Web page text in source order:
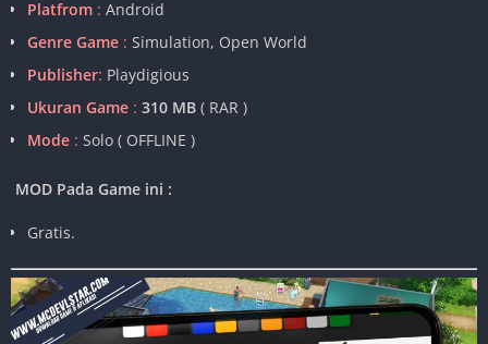
Platfrom : Android
Genre Game : Simulation, Open World
Publisher: Playdigious
Ukuran Game : 310 MB ( RAR )
Mode : Solo ( OFFLINE )
MOD Pada Game ini :
Gratis.